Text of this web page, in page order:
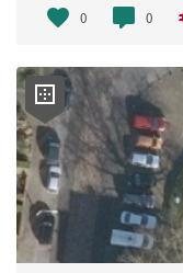
0 0